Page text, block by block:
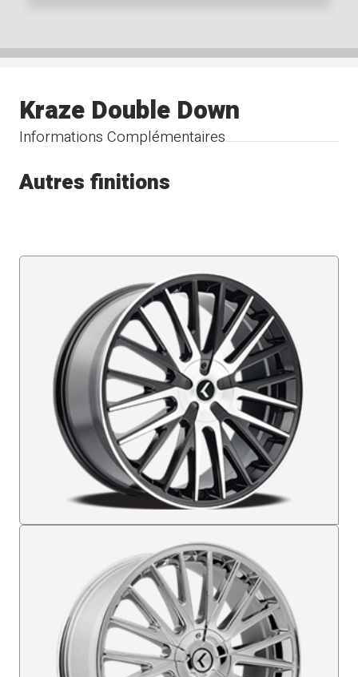
Informations Complémentaires
Kraze Double Down
Autres finitions